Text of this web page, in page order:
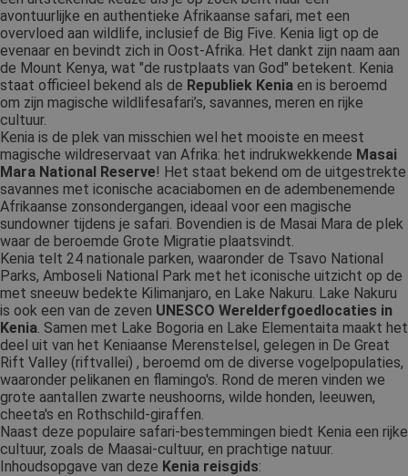
avontuurlijke en authentieke Afrikaanse safari, met een
overvloed aan wildlife, inclusief de Big Five. Kenia ligt op de
evenaar en bevindt zich in Oost-Afrika. Het dankt zijn naam aan
de Mount Kenya, wat "de rustplaats van God" betekent. Kenia
staat officieel bekend als de Republiek Kenia en is beroemd
om zijn magische wildlifesafari’s, savannes, meren en rijke
cultuur.
Kenia is de plek van misschien wel het mooiste en meest
magische wildreservaat van Afrika: het indrukwekkende Masai
Mara National Reserve! Het staat bekend om de uitgestrekte
savannes met iconische acaciabomen en de adembenemende
Afrikaanse zonsondergangen, ideaal voor een magische
sundowner tijdens je safari. Bovendien is de Masai Mara de plek
waar de beroemde Grote Migratie plaatsvindt.
Kenia telt 24 nationale parken, waaronder de Tsavo National
Parks, Amboseli National Park met het iconische uitzicht op de
met sneeuw bedekte Kilimanjaro, en Lake Nakuru. Lake Nakuru
is ook een van de zeven UNESCO Werelderfgoedlocaties in
Kenia. Samen met Lake Bogoria en Lake Elementaita maakt het
deel uit van het Keniaanse Merenstelsel, gelegen in De Great
Rift Valley (riftvallei) , beroemd om de diverse vogelpopulaties,
waaronder pelikanen en flamingo's. Rond de meren vinden we
grote aantallen zwarte neushoorns, wilde honden, leeuwen,
cheeta's en Rothschild-giraffen.
Naast deze populaire safari-bestemmingen biedt Kenia een rijke
cultuur, zoals de Maasai-cultuur, en prachtige natuur.
Inhoudsopgave van deze Kenia reisgids: